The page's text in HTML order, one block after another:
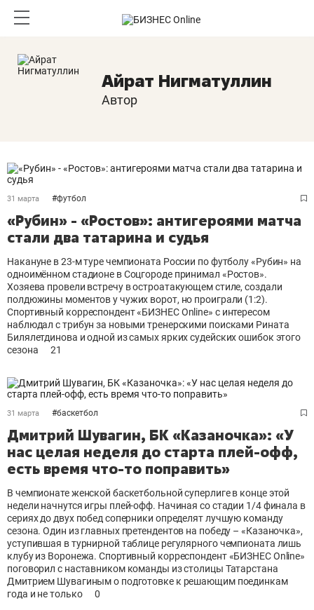
Айрат Нигматуллин
Автор
31 марта #футбол
«Рубин» - «Ростов»: антигероями матча
стали два татарина и судья
Накануне в 23-м туре чемпионата России по футболу «Рубин» на
одноимённом стадионе в Соцгороде принимал «Ростов».
Хозяева провели встречу в остроатакующем стиле, создали
полдюжины моментов у чужих ворот, но проиграли (1:2).
Спортивный корреспондент «БИЗНЕС Online» с интересом
наблюдал с трибун за новыми тренерскими поисками Рината
Билялетдинова и одной из самых ярких судейских ошибок этого
сезона
21
31 марта #баскетбол
Дмитрий Шувагин, БК «Казаночка»: «У
нас целая неделя до старта плей-офф,
есть время что-то поправить»
В чемпионате женской баскетбольной суперлиге в конце этой
недели начнутся игры плей-офф. Начиная со стадии 1/4 финала в
сериях до двух побед соперники определят лучшую команду
сезона. Один из главных претендентов на победу – «Казаночка»,
уступившая в турнирной таблице регулярного чемпионата лишь
клубу из Воронежа. Спортивный корреспондент «БИЗНЕС Online»
поговорил с наставником команды из столицы Татарстана
Дмитрием Шувагиным о подготовке к решающим поединкам
года и не только
0